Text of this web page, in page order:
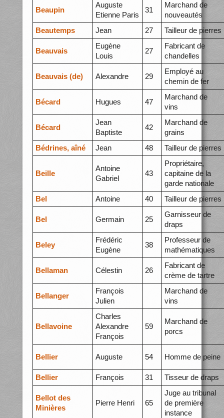
Beaupin
Auguste
Etienne Paris
31
Marchand de
nouveautés
Beautemps
Jean 27 Tailleur de pierres
Beauvais
Eugène
Louis
27
Fabricant de
chandelles
Beauvais (de) Alexandre 29
Employé au
chemin de fer
Bécard Hugues 47
Marchand de
vins
Bécard
Jean
Baptiste
42
Marchand de
grains
Bédrines, aîné
Jean 48 Tailleur de pierres
Beille
Antoine
Gabriel
43
Propriétaire,
capitaine de la
garde nationale
Bel
Antoine 40 Tailleur de pierres
Bel Germain 25
Garnisseur de
draps
Beley
Frédéric
Eugène
38
Professeur de
mathématiques
Bellaman Célestin 26
Fabricant de
crème de tartre
Bellanger
François
Julien
Marchand de
vins
Bellavoine
Charles
Alexandre
François
59
Marchand de
porcs
Bellier Auguste 54 Homme de peine
Bellier François 31 Tisseur de draps
Bellot des
Minières
Pierre Henri 65
Juge au tribunal
de première
instance